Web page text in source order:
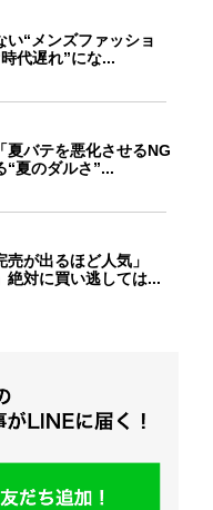
い“メンズファッショ
代遅れ”にな...
夏バテを悪化させるNG
夏のダルさ”...
が出るほど人気」
絶対に買い逃しては...